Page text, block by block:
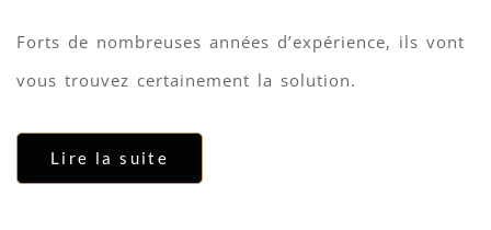
Forts de nombreuses années d’expérience, ils vont
vous trouvez certainement la solution.
Lire la suite